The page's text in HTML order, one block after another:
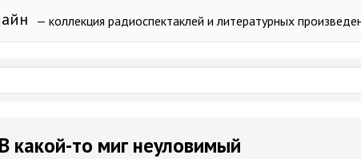
— коллекция радиоспектаклей и литературных
какой-то миг неуловимый